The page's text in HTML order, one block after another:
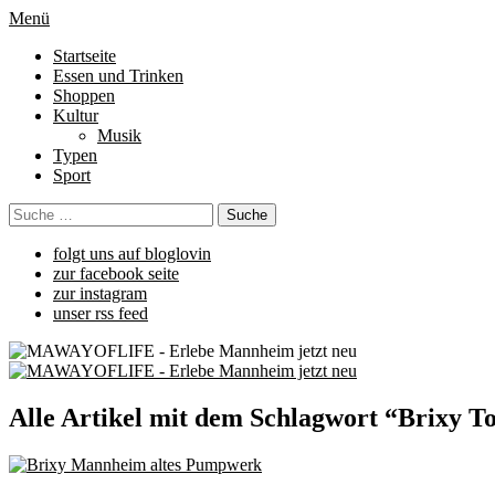
Menü
Startseite
Essen und Trinken
Shoppen
Kultur
Musik
Typen
Sport
folgt uns auf bloglovin
zur facebook seite
zur instagram
unser rss feed
Alle Artikel mit dem Schlagwort “Brixy